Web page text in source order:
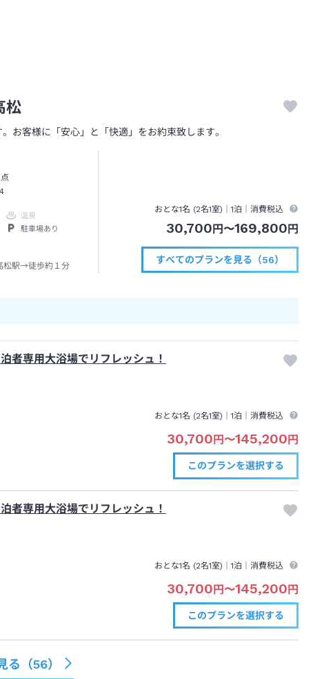
松
お客様に「安心」と「快適」をお約束致します。
点
温泉
駐車場あり
松駅→徒歩約１分
おとな1名 (2名1室)｜1泊 ｜消費税込
30,700円〜169,800円
すべてのプランを見る（56）
者専用大浴場でリフレッシュ！
おとな1名 (2名1室)｜1泊 ｜消費税込
30,700 円 〜145,200 円
このプランを選択する
者専用大浴場でリフレッシュ！
おとな1名 (2名1室)｜1泊 ｜消費税込
30,700円〜145,200円
このプランを選択する
る（56）